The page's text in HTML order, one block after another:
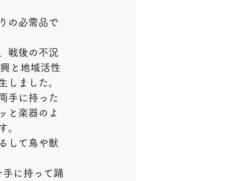
の必需品で
戦後の不況
と地域活性
しました。
手に持った
と楽器のよ
。
して鳥や獣
に持って踊